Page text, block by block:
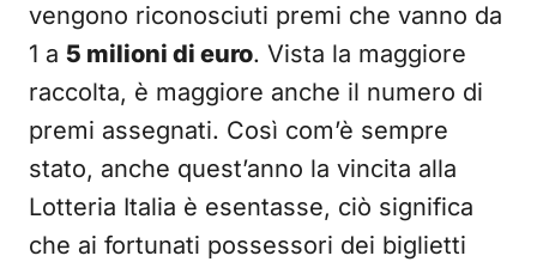
vengono riconosciuti premi che vanno da
1 a 5 milioni di euro. Vista la maggiore
raccolta, è maggiore anche il numero di
premi assegnati. Così com’è sempre
stato, anche quest’anno la vincita alla
Lotteria Italia è esentasse, ciò significa
che ai fortunati possessori dei biglietti